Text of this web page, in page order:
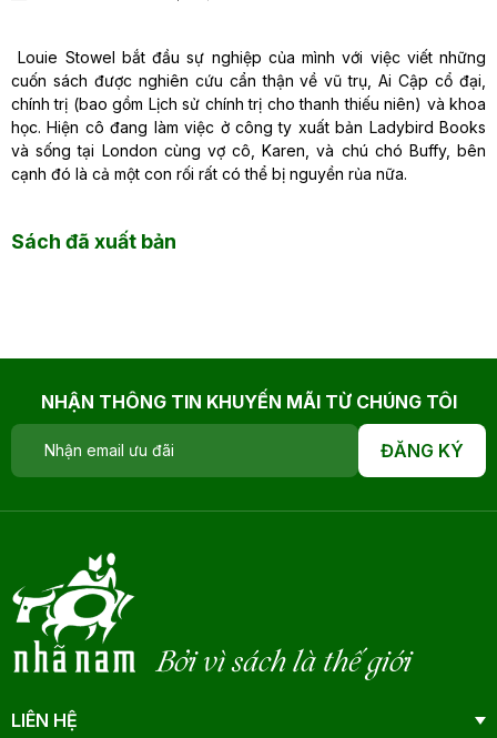
Louie Stowel bắt đầu sự nghiệp của mình với việc viết những
cuốn sách được nghiên cứu cẩn thận về vũ trụ, Ai Cập cổ đại,
chính trị (bao gồm Lịch sử chính trị cho thanh thiếu niên) và khoa
học. Hiện cô đang làm việc ở công ty xuất bản Ladybird Books
và sống tại London cùng vợ cô, Karen, và chú chó Buffy, bên
cạnh đó là cả một con rối rất có thể bị nguyền rủa nữa.
Sách đã xuất bản
NHẬN THÔNG TIN KHUYẾN MÃI TỪ CHÚNG TÔI
ĐĂNG KÝ
Bởi vì sách là thế giới
LIÊN HỆ